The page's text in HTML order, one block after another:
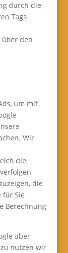
durch die
Tags
über den
um mit
Wir
die
die
für Sie
Berechnung
über
nutzen wir